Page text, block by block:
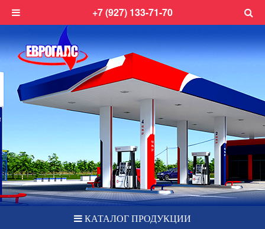
+7 (927) 133-71-70
КАТАЛОГ ПРОДУКЦИИ